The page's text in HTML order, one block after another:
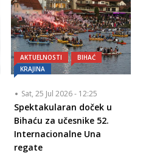
AKTUELNOSTI
BIHAĆ
KRAJINA
Sat, 25 Jul 2026 - 12:25
Spektakularan doček u
Bihaću za učesnike 52.
Internacionalne Una
regate